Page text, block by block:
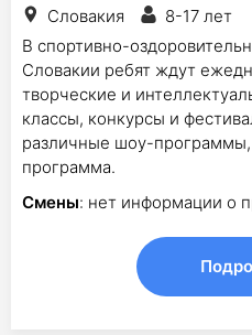
Словакия
8-17 лет
В спортивно-
Словакии ребят ждут
творческие и
классы, конкурсы и
различные шоу-программы,
программа.
Смены: нет информации о